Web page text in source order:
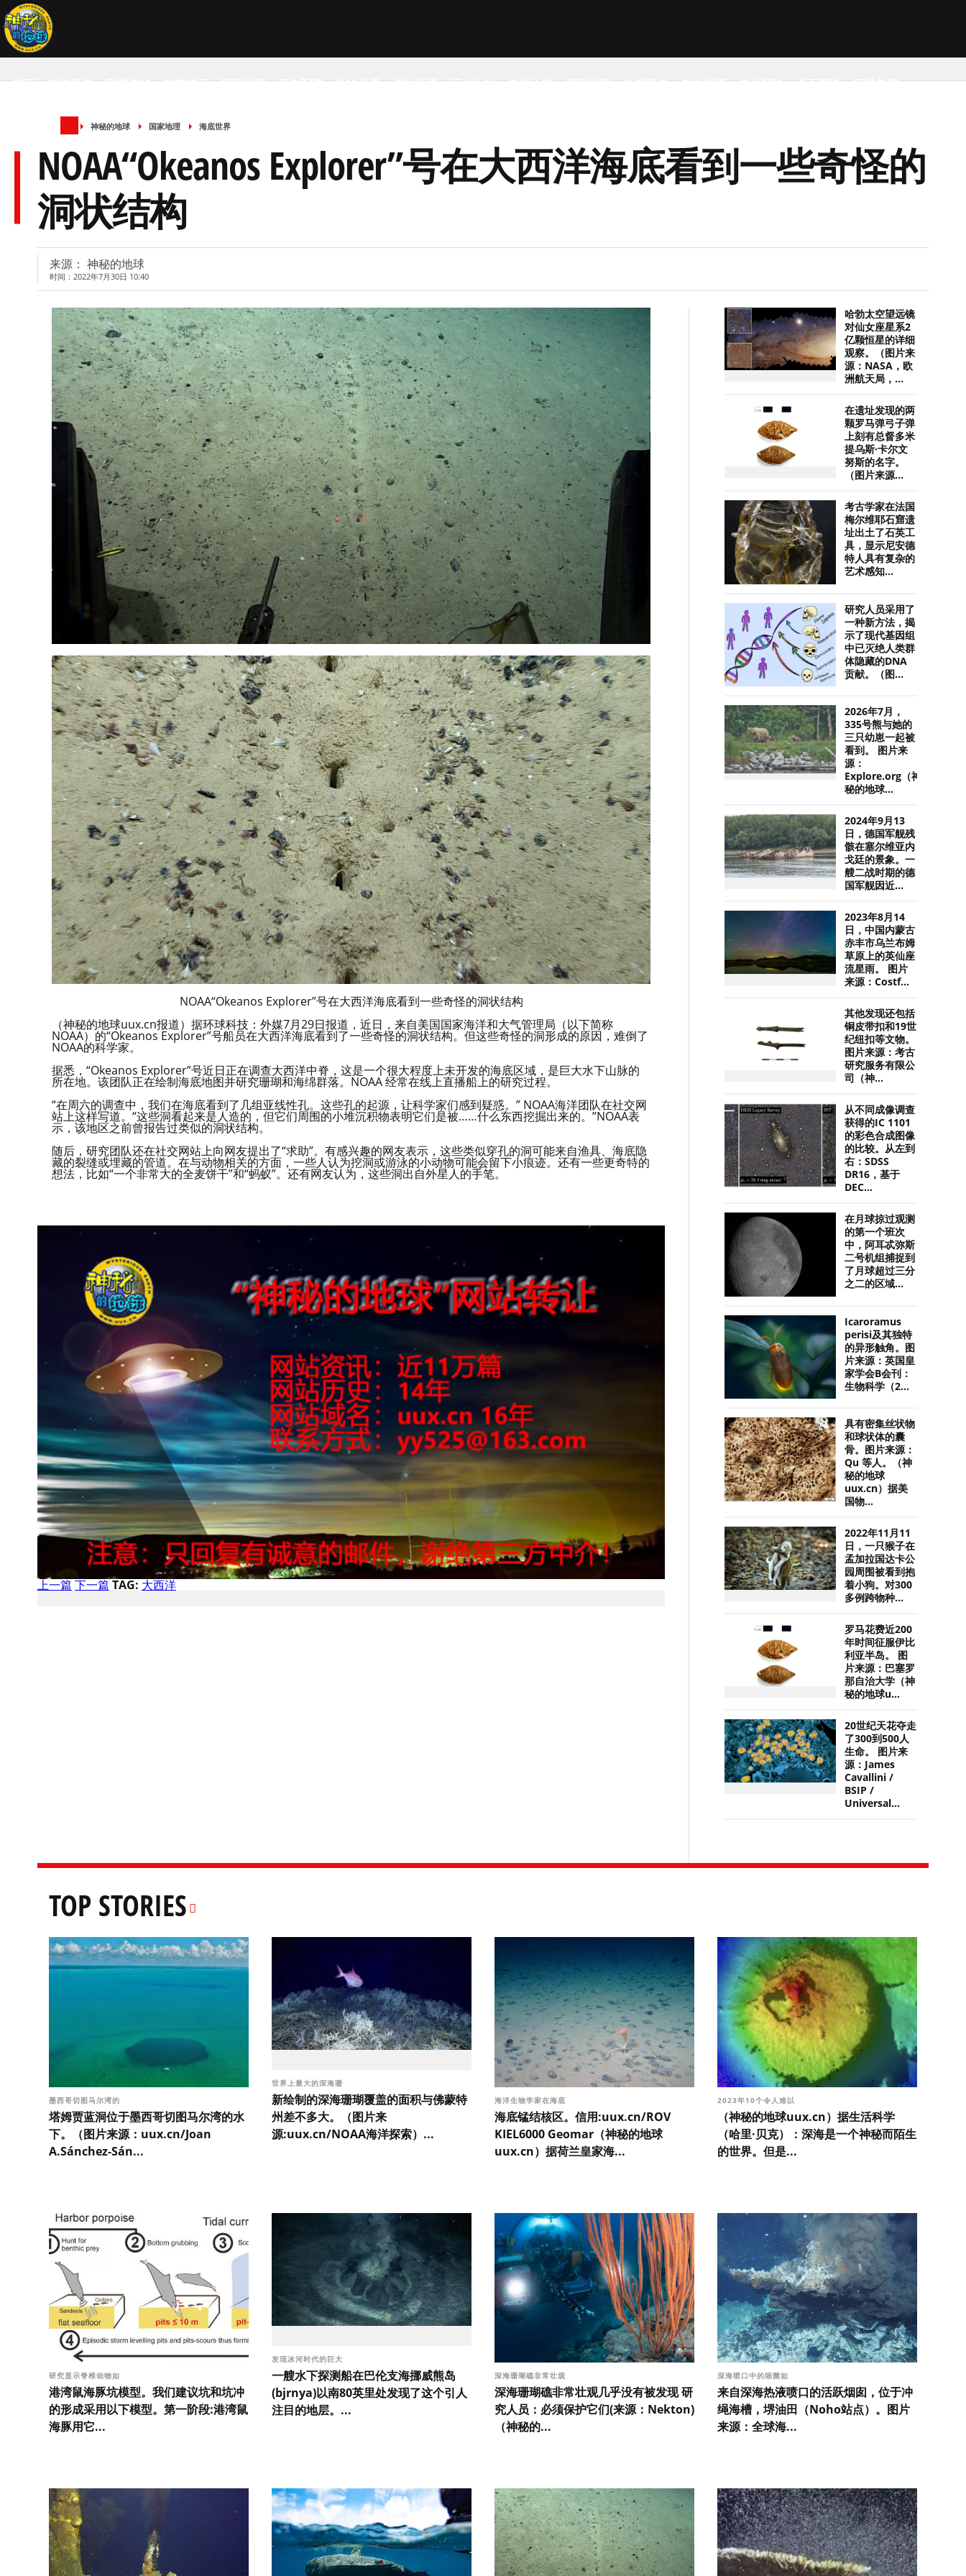
首页 科技新知 宇宙奥秘 航空航天 国家地理 历史军事 动物世界 植物世界 远古生物 未解之谜 探索发现 自然现象 考古发现 户外探险 桌面壁纸 环球趣闻
神秘的地球 国家地理 海底世界
NOAA“Okeanos Explorer”号在大西洋海底看到一些奇怪的
洞状结构
来源： 神秘的地球
时间：2022年7月30日 10:40
NOAA“Okeanos Explorer”号在大西洋海底看到一些奇怪的洞状结构
（神秘的地球uux.cn报道）据环球科技：外媒7月29日报道，近日，来自美国国家海洋和大气管理局（以下简称
NOAA）的“Okeanos Explorer”号船员在大西洋海底看到了一些奇怪的洞状结构。但这些奇怪的洞形成的原因，难倒了
NOAA的科学家。
据悉，“Okeanos Explorer”号近日正在调查大西洋中脊，这是一个很大程度上未开发的海底区域，是巨大水下山脉的
所在地。该团队正在绘制海底地图并研究珊瑚和海绵群落。NOAA 经常在线上直播船上的研究过程。
“在周六的调查中，我们在海底看到了几组亚线性孔。这些孔的起源，让科学家们感到疑惑。” NOAA海洋团队在社交网
站上这样写道。“这些洞看起来是人造的，但它们周围的小堆沉积物表明它们是被……什么东西挖掘出来的。”NOAA表
示，该地区之前曾报告过类似的洞状结构。
随后，研究团队还在社交网站上向网友提出了“求助”。有感兴趣的网友表示，这些类似穿孔的洞可能来自渔具、海底隐
藏的裂缝或埋藏的管道。在与动物相关的方面，一些人认为挖洞或游泳的小动物可能会留下小痕迹。还有一些更奇特的
想法，比如“一个非常大的全麦饼干”和“蚂蚁”。还有网友认为，这些洞出自外星人的手笔。
上一篇下一篇TAG:大西洋
哈勃太空望远镜
对仙女座星系2
亿颗恒星的详细
观察。（图片来
源：NASA，欧
洲航天局，...
在遗址发现的两
颗罗马弹弓子弹
上刻有总督多米
提乌斯·卡尔文
努斯的名字。
（图片来源...
考古学家在法国
梅尔维耶石窟遗
址出土了石英工
具，显示尼安德
特人具有复杂的
艺术感知...
研究人员采用了
一种新方法，揭
示了现代基因组
中已灭绝人类群
体隐藏的DNA
贡献。（图...
2026年7月，
335号熊与她的
三只幼崽一起被
看到。 图片来
源：
Explore.org（神
秘的地球...
2024年9月13
日，德国军舰残
骸在塞尔维亚内
戈廷的景象。一
艘二战时期的德
国军舰因近...
2023年8月14
日，中国内蒙古
赤丰市乌兰布姆
草原上的英仙座
流星雨。 图片
来源：Costf...
其他发现还包括
铜皮带扣和19世
纪纽扣等文物。
图片来源：考古
研究服务有限公
司（神...
从不同成像调查
获得的IC 1101
的彩色合成图像
的比较。从左到
右：SDSS
DR16，基于
DEC...
在月球掠过观测
的第一个班次
中，阿耳忒弥斯
二号机组捕捉到
了月球超过三分
之二的区域...
Icaroramus
perisi及其独特
的异形触角。图
片来源：英国皇
家学会B会刊：
生物科学（2...
具有密集丝状物
和球状体的囊
骨。图片来源：
Qu 等人。（神
秘的地球
uux.cn）据美
国物...
2022年11月11
日，一只猴子在
孟加拉国达卡公
园周围被看到抱
着小狗。对300
多例跨物种...
罗马花费近200
年时间征服伊比
利亚半岛。 图
片来源：巴塞罗
那自治大学（神
秘的地球u...
20世纪天花夺走
了300到500人
生命。 图片来
源：James
Cavallini /
BSIP /
Universal...
TOP STORIES
墨西哥切图马尔湾的
塔姆贾蓝洞位于墨西哥切图马尔湾的水
下。（图片来源：uux.cn/Joan
A.Sánchez-Sán...
世界上最大的深海珊
新绘制的深海珊瑚覆盖的面积与佛蒙特
州差不多大。（图片来
源:uux.cn/NOAA海洋探索）...
海洋生物学家在海底
海底锰结核区。信用:uux.cn/ROV
KIEL6000 Geomar（神秘的地球
uux.cn）据荷兰皇家海...
2023年10个令人难以
（神秘的地球uux.cn）据生活科学
（哈里·贝克）：深海是一个神秘而陌生
的世界。但是...
研究显示脊椎动物如
港湾鼠海豚坑模型。我们建议坑和坑冲
的形成采用以下模型。第一阶段:港湾鼠
海豚用它...
发现冰河时代的巨大
一艘水下探测船在巴伦支海挪威熊岛
(bjrnya)以南80英里处发现了这个引人
注目的地层。...
深海珊瑚礁非常壮观
深海珊瑚礁非常壮观几乎没有被发现 研
究人员：必须保护它们(来源：Nekton)
（神秘的...
深海喷口中的细菌如
来自深海热液喷口的活跃烟囱，位于冲
绳海槽，堺油田（Noho站点）。图片
来源：全球海...